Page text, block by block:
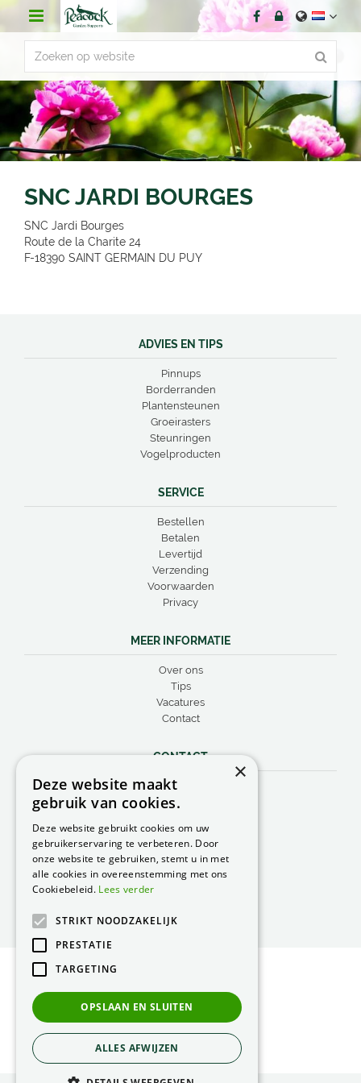
r
n
t
SNC JARDI BOURGES
SNC Jardi Bourges
Route de la Charite 24
F-18390 SAINT GERMAIN DU PUY
ADVIES EN TIPS
Pinnups
Borderranden
Plantensteunen
Groeirasters
Steunringen
Vogelproducten
SERVICE
Bestellen
Betalen
Levertijd
Verzending
Voorwaarden
Privacy
MEER INFORMATIE
Over ons
Tips
Vacatures
Contact
CONTACT
Peacock Garden Supports
Industrieweg 22
Nederland
0499 57 40 80
F. 0499 57 40 84
E.peacock@peacock.nl
Privacy Statement
Green Solutions
×
Deze website maakt
gebruik van cookies.
Deze website gebruikt cookies om uw
gebruikerservaring te verbeteren. Door
onze website te gebruiken, stemt u in met
alle cookies in overeenstemming met ons
Cookiebeleid. Lees verder
STRIKT NOODZAKELIJK
PRESTATIE
TARGETING
OPSLAAN EN SLUITEN
ALLES AFWIJZEN